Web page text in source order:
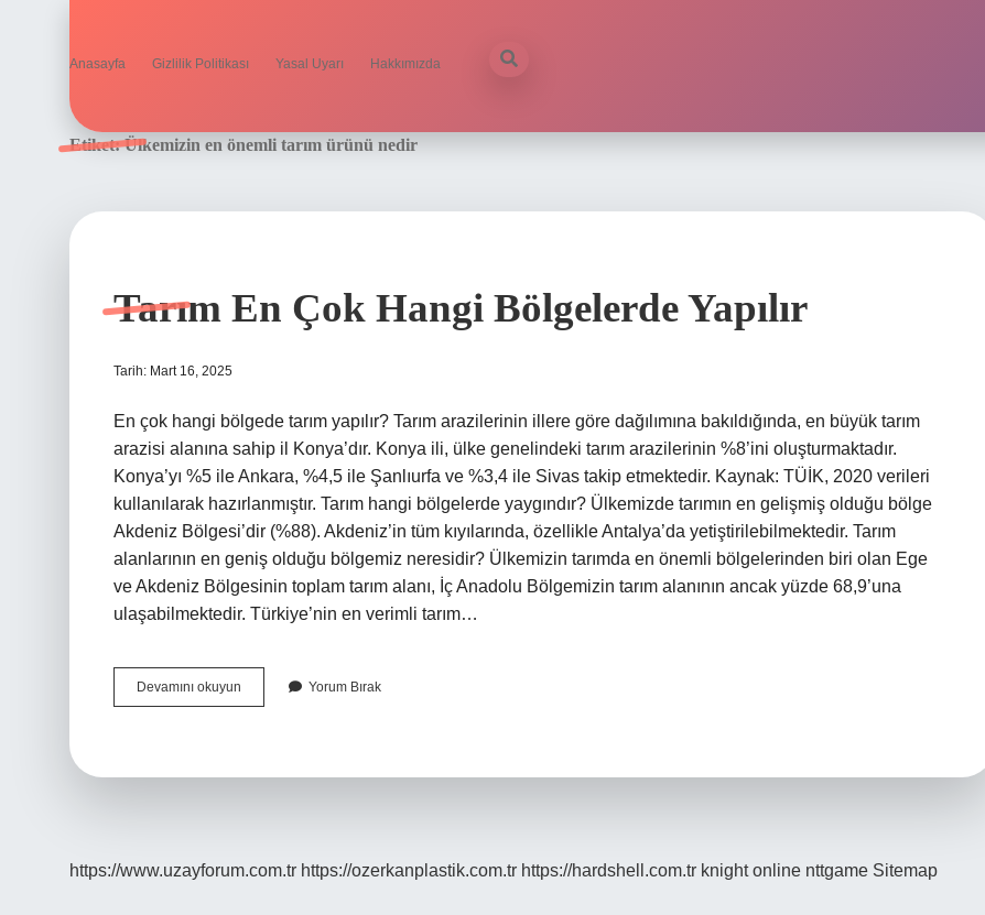
Anasayfa Gizlilik Politikası Yasal Uyarı Hakkımızda
Etiket:Ülkemizin en önemli tarım ürünü nedir
Tarım En Çok Hangi Bölgelerde Yapılır
Tarih: Mart 16, 2025
En çok hangi bölgede tarım yapılır? Tarım arazilerinin illere göre dağılımına bakıldığında, en büyük tarım
arazisi alanına sahip il Konya’dır. Konya ili, ülke genelindeki tarım arazilerinin %8’ini oluşturmaktadır.
Konya’yı %5 ile Ankara, %4,5 ile Şanlıurfa ve %3,4 ile Sivas takip etmektedir. Kaynak: TÜİK, 2020 verileri
kullanılarak hazırlanmıştır. Tarım hangi bölgelerde yaygındır? Ülkemizde tarımın en gelişmiş olduğu bölge
Akdeniz Bölgesi’dir (%88). Akdeniz’in tüm kıyılarında, özellikle Antalya’da yetiştirilebilmektedir. Tarım
alanlarının en geniş olduğu bölgemiz neresidir? Ülkemizin tarımda en önemli bölgelerinden biri olan Ege
ve Akdeniz Bölgesinin toplam tarım alanı, İç Anadolu Bölgemizin tarım alanının ancak yüzde 68,9’una
ulaşabilmektedir. Türkiye’nin en verimli tarım…
Devamını okuyun
En
Yorum Bırak
https://www.uzayforum.com.tr https://ozerkanplastik.com.tr https://hardshell.com.tr knight online nttgame Sitemap